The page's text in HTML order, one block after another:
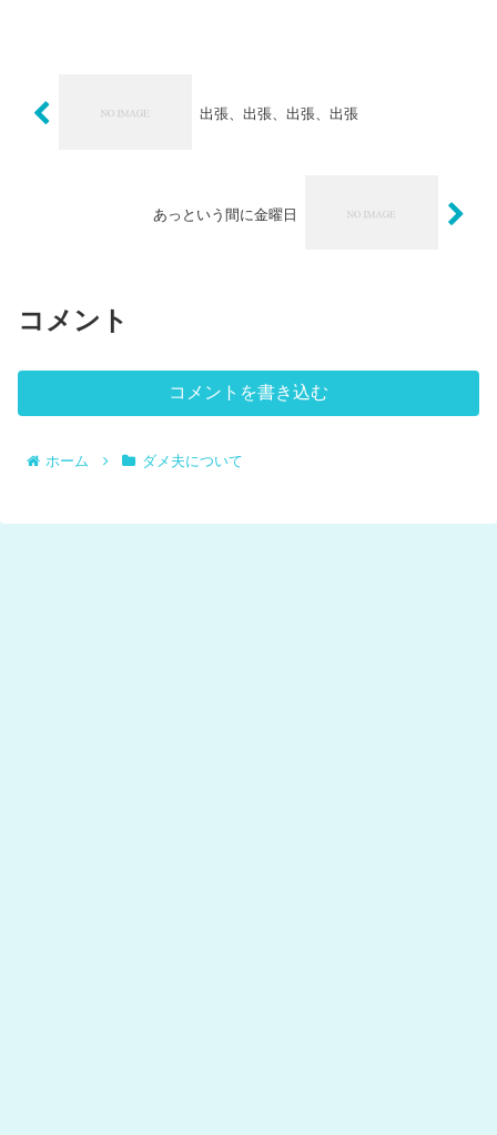
出張、出張、出張、出張
あっという間に金曜日
コメント
コメントを書き込む
ホーム ダメ夫について